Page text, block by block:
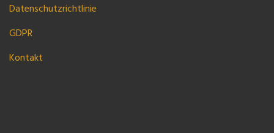
Datenschutzrichtlinie
GDPR
Kontakt